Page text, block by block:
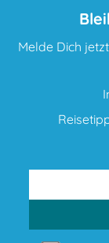
Melde Dich